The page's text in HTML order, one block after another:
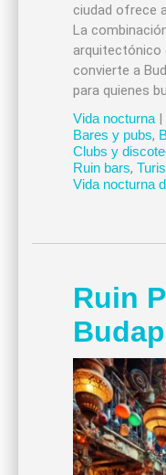
ciudad ofrece
La
convierte a
para quienes
Vida nocturna|
Bares y pubs,
Clubs y
Ruin bars,
Vida nocturna
Ruin